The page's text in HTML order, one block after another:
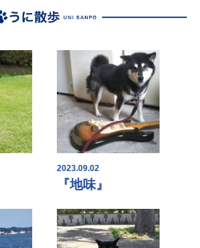
2023.09.02
『地味』